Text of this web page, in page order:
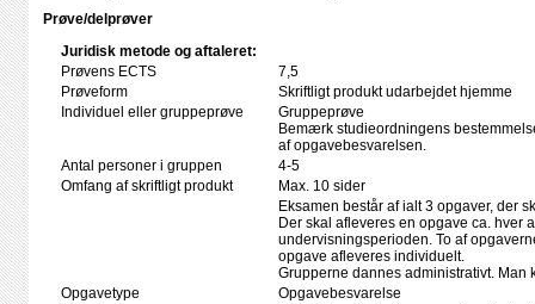
Prøve/delprøver
Juridisk metode og aftaleret:
Prøvens ECTS
7,5
Prøveform
Skriftligt produkt udarbejdet hjemme
Individuel eller gruppeprøve
Gruppeprøve
Bemærk studieordningens
af opgavebesvarelsen.
Antal personer i gruppen
4-5
Omfang af skriftligt produkt
Max. 10 sider
Eksamen består af ialt 3 opgaver, der
Der skal afleveres en opgave ca. hver
undervisningsperioden. To af
opgave afleveres individuelt.
Grupperne dannes administrativt. Man
Opgavetype
Opgavebesvarelse